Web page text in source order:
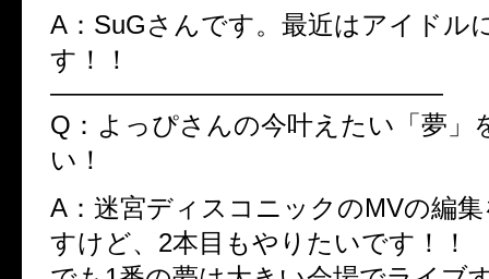
A：SuGさんです。最近はアイドル
す！！
———————————————
Q：よっぴさんの今叶えたい「夢」
い！
A：迷宮ディスコニックのMVの編
すけど、2本目もやりたいです！！